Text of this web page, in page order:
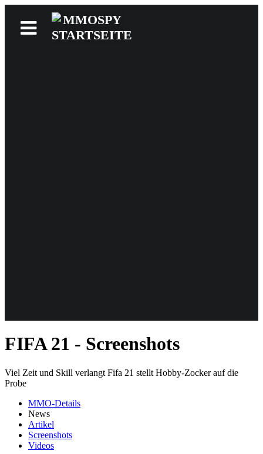
FIFA 21 - Screenshots
Viel Zeit und Skill verlangt Fifa 21 stellt Hobby-Zocker auf die
Probe
MMO-Details
News
Artikel
Screenshots
Videos